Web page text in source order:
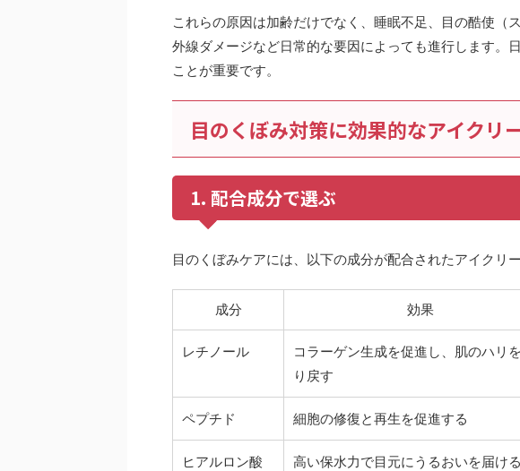
これらの原因は加齢だけでなく、睡眠不足、目の酷使（
外線ダメージなど日常的な要因によっても進行します。
ことが重要です。
目のくぼみ対策に効果的なアイクリ
1. 配合成分で選ぶ
目のくぼみケアには、以下の成分が配合されたアイクリ
成分 効果
レチノール
コラーゲン生成を促進し、肌のハリ
り戻す
ペプチド 細胞の修復と再生を促進する
ヒアルロン酸 高い保水力で目元にうるおいを届ける